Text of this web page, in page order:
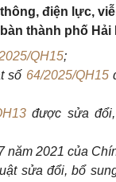
điện lực,
thành phố Hải
QH15;
số 64/2025/QH15
được sửa
năm 2021 của
sửa đổi, bổ